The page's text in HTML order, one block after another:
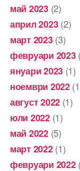
май 2023(2)
април 2023(2)
март 2023(3)
февруари 2023
януари 2023 (1)
ноември 2022
август 2022 (1)
юли 2022(1)
май 2022(5)
март 2022(1)
февруари 2022